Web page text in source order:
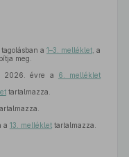
tagolásban a1–3. melléklet , a
meg.
2026. évre a 6. melléklet
tartalmazza.
a 13. melléklettartalmazza.